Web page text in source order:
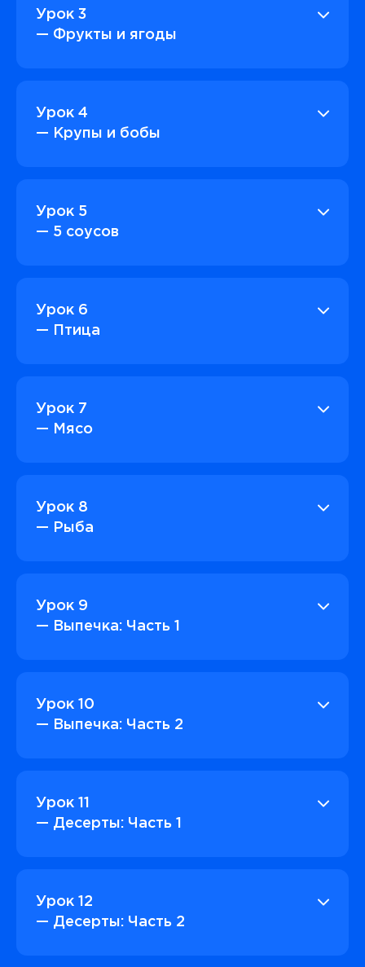
Урок 3
— Фрукты и ягоды
Урок 4
— Крупы и бобы
Урок 5
— 5 соусов
Урок 6
— Птица
Урок 7
— Мясо
Урок 8
— Рыба
Урок 9
— Выпечка: Часть 1
Урок 10
— Выпечка: Часть 2
Урок 11
— Десерты: Часть 1
Урок 12
— Десерты: Часть 2